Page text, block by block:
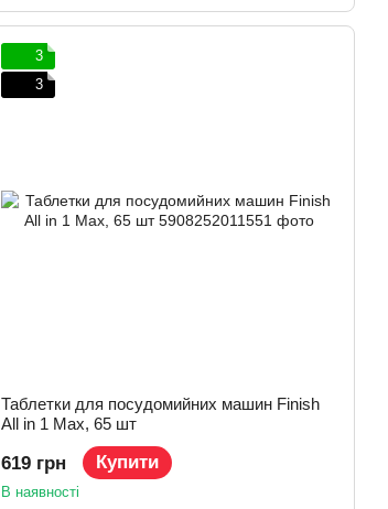
3
3
Таблетки для посудомийних машин Finish
All in 1 Max, 65 шт
619 грн Купити
В наявності